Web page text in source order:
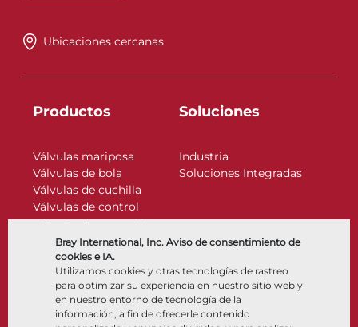
Bray International, Inc. Aviso de consentimiento de
cookies e IA.
Utilizamos cookies y otras tecnologías de rastreo
para optimizar su experiencia en nuestro sitio web y
en nuestro entorno de tecnología de la
información, a fin de ofrecerle contenido
Ubicaciones cercanas
Productos
Válvulas mariposa
Válvulas de bola
Válvulas de cuchilla
Válvulas de control
Válvulas de retención
Actuadores
Accesorios de control
Criogénico
Soluciones
Industria
Soluciones Integradas
Compañía Recursos